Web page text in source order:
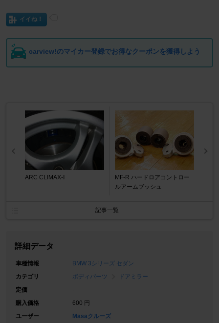
イイね！
carview!のマイカー登録でお得なクーポンを獲得しよう
ARC CLIMAX-Ⅰ
MF-R ハードロアコントロー
ルアームブッシュ
記事一覧
詳細データ
車種情報
BMW 3シリーズ セダン
カテゴリ
ボディパーツ
ドアミラー
定価
-
購入価格
600 円
ユーザー
Masaクルーズ